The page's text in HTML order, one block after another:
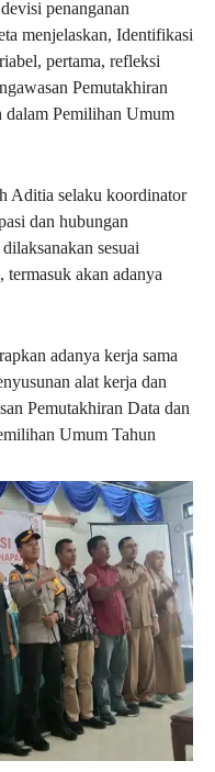
penanganan
menjelaskan, Identifikasi
pertama, refleksi
Pemutakhiran
dalam Pemilihan Umum
Aditia selaku koordinator
dan hubungan
sesuai
termasuk akan adanya
adanya kerja sama
alat kerja dan
Pemutakhiran Data dan
Umum Tahun